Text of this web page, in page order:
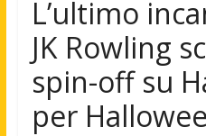
L’ultimo
JK Rowling
spin-off su
per